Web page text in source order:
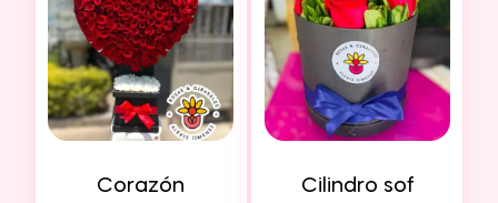
Corazón
Cilindro sof